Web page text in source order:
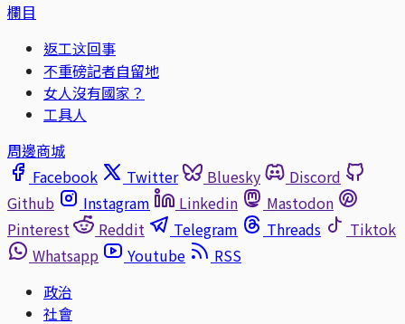
欄目
返工这回事
不重磅記者自留地
女人沒有國家？
工具人
周邊商城
Facebook
Twitter Bluesky
Discord
Github
Instagram Linkedin
Mastodon
Pinterest
Reddit Telegram Threads
Tiktok
Whatsapp
Youtube
RSS
政治
社會